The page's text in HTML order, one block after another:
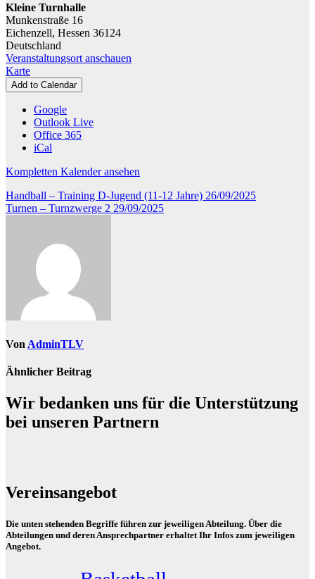
Kleine Turnhalle
Munkenstraße 16
Eichenzell, Hessen 36124
Deutschland
Veranstaltungsort anschauen
KarteKleine
Turnhalle
Add to Calendar
Google
Outlook Live
Office 365
iCal
Kompletten Kalender ansehen
Beitragsnavigation
Handball – Training D-Jugend (11-12 Jahre) 26/09/2025
Turnen – Turnzwerge 2 29/09/2025
Von AdminTLV
Ähnlicher Beitrag
Wir bedanken uns für die Unterstützung
bei unseren Partnern
Vereinsangebot
Die unten stehenden Begriffe führen zur jeweiligen Abteilung. Über die
Abteilungen und deren Ansprechpartner erhaltet Ihr Infos zum jeweiligen
Angebot.